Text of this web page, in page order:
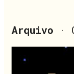
Arquivo ·